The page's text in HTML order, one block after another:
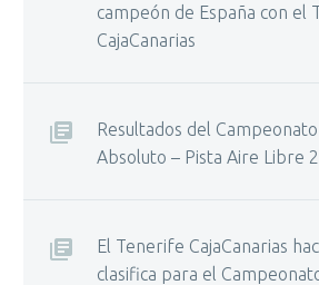
campeón de España con el
CajaCanarias
Resultados del
Absoluto – Pista Aire Libre
El Tenerife CajaCanarias
clasifica para el